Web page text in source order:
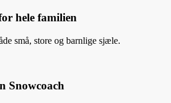
hele familien
små, store og barnlige sjæle.
Snowcoach